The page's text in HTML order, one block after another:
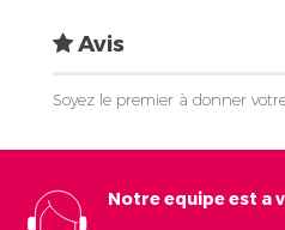
Avis
Soyez le premier à donner
Notre equipe est a